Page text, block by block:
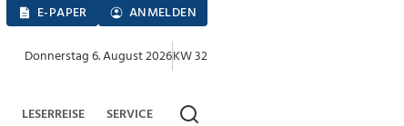
E-PAPER ANMELDEN
Donnerstag 6. August 2026KW 32
LESERREISE SERVICE